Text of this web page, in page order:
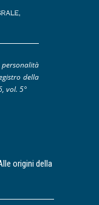
della
vol. 5°
origini della